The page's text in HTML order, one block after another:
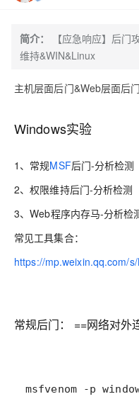
简介：
【应急响应】后
维持&WIN&Linux
主机层面后门&Web层面后
Windows实验
1、常规MSF后门-分析检测
2、权限维持后门-分析检测
3、Web程序内存马-分析检
常见工具集合：
https://mp.weixin.qq.com/
常规后门： ==网络对外